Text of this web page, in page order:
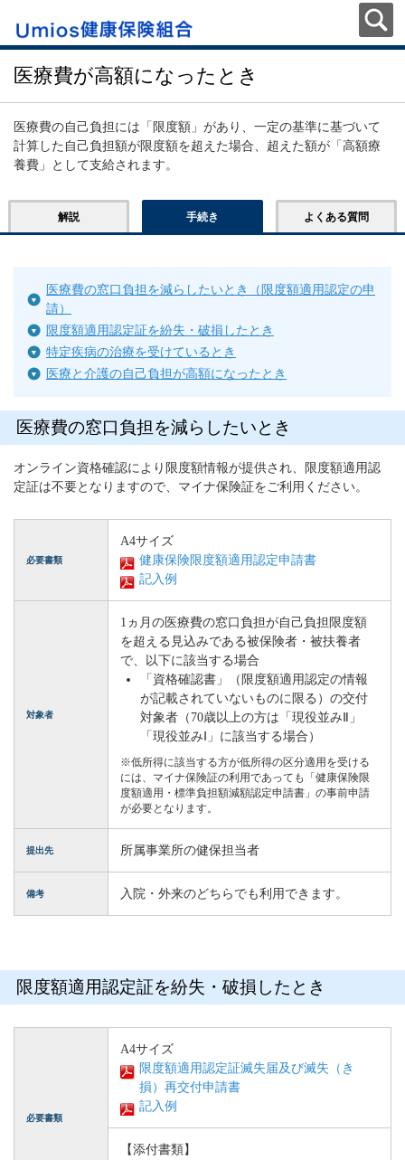
医療費が高額になったとき
医療費の自己負担には「限度額」があり、一定の基準に基づいて
計算した自己負担額が限度額を超えた場合、超えた額が「高額療
養費」として支給されます。
解説 手続き よくある質問
医療費の窓口負担を減らしたいとき（限度額適用認定の申
請）
限度額適用認定証を紛失・破損したとき
特定疾病の治療を受けているとき
医療と介護の自己負担が高額になったとき
医療費の窓口負担を減らしたいとき
オンライン資格確認により限度額情報が提供され、限度額適用認
定証は不要となりますので、マイナ保険証をご利用ください。
必要書類
A4サイズ
健康保険限度額適用認定申請書
記入例
対象者
1ヵ月の医療費の窓口負担が自己負担限度額
を超える見込みである被保険者・被扶養者
で、以下に該当する場合
「資格確認書」（限度額適用認定の情報
が記載されていないものに限る）の交付
対象者（70歳以上の方は「現役並みⅡ」
「現役並みⅠ」に該当する場合）
※低所得に該当する方が低所得の区分適用を受ける
には、マイナ保険証の利用であっても「健康保険限
度額適用・標準負担額減額認定申請書」の事前申請
が必要となります。
提出先 所属事業所の健保担当者
備考 入院・外来のどちらでも利用できます。
限度額適用認定証を紛失・破損したとき
必要書類
A4サイズ
限度額適用認定証滅失届及び滅失（き
損）再交付申請書
記入例
【添付書類】